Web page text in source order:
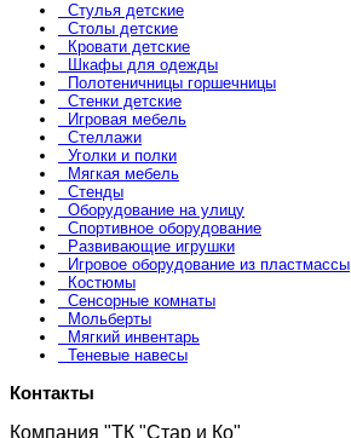
Стулья детские
Столы детские
Кровати детские
Шкафы для одежды
Полотеничницы горшечницы
Стенки детские
Игровая мебель
Стеллажи
Уголки и полки
Мягкая мебель
Стенды
Оборудование на улицу
Спортивное оборудование
Развивающие игрушки
Игровое оборудование из пластмассы
Костюмы
Сенсорные комнаты
Мольберты
Мягкий инвентарь
Теневые навесы
Контакты
Компания "ТК "Стар и Ко"